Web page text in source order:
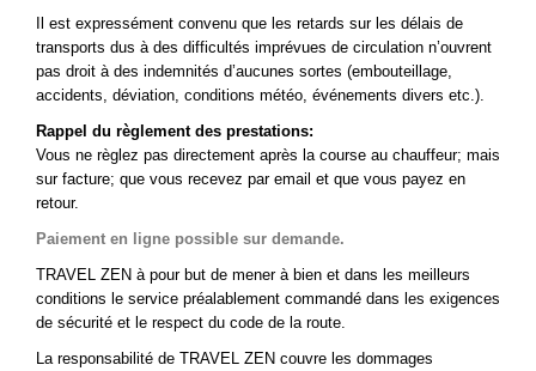
Il est expressément convenu que les retards sur les délais de
transports dus à des difficultés imprévues de circulation n’ouvrent
pas droit à des indemnités d’aucunes sortes (embouteillage,
accidents, déviation, conditions météo, événements divers etc.).
Rappel du règlement des prestations:
Vous ne règlez pas directement après la course au chauffeur; mais
sur facture; que vous recevez par email et que vous payez en
retour.
Paiement en ligne possible sur demande.
TRAVEL ZEN à pour but de mener à bien et dans les meilleurs
conditions le service préalablement commandé dans les exigences
de sécurité et le respect du code de la route.
La responsabilité de TRAVEL ZEN couvre les dommages